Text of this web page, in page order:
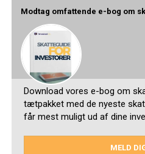
Modtag omfattende e-bog om
Download vores e-bog om
tætpakket med de nyeste
får mest muligt ud af dine
MELD